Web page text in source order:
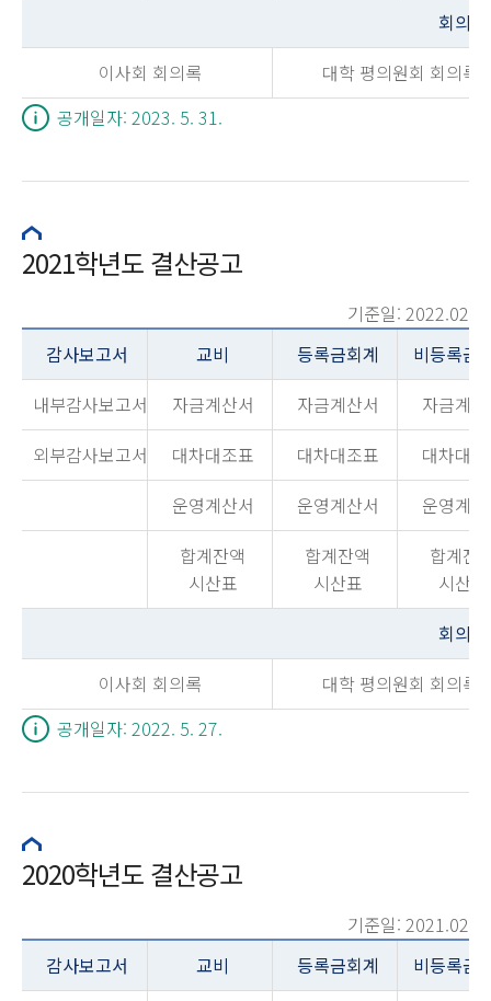
회의록
이사회 회의록
대학 평의원회 회의록
공개일자: 2023. 5. 31.
2021학년도 결산공고
기준일: 2022.02
감사보고서
교비 등록금회계
비등록금
내부감사보고서
자금계산서 자금계산서
자금계
외부감사보고서
대차대조표 대차대조표
대차대
운영계산서
운영계산서
운영계
합계잔액
시산표
합계잔액
시산표
합계잔
시산표
회의록
이사회 회의록
대학 평의원회 회의록
공개일자: 2022. 5. 27.
2020학년도 결산공고
기준일: 2021.02
감사보고서
교비 등록금회계
비등록금